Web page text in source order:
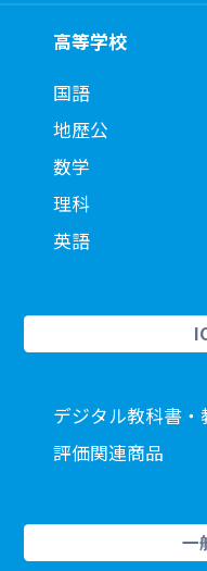
高等学校
国語
地歴公
数学
理科
英語
デジタル教科書・
評価関連商品
一